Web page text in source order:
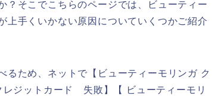
？そこでこちらのページでは、ビューティー
上手くいかない原因についていくつかご紹介
るため、ネットで【ビューティーモリンガ ク
ジットカード 失敗】【 ビューティーモリ